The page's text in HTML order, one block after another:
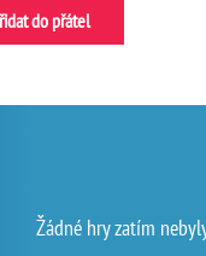
do přátel
Žádné hry zatím